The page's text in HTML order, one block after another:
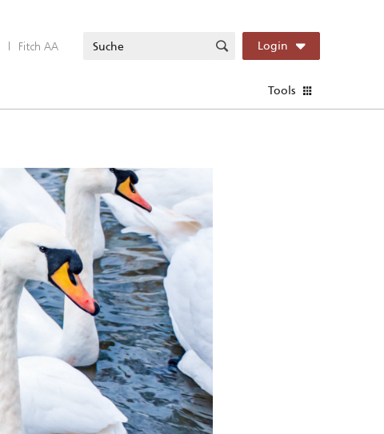
| Fitch AA Login
Tools